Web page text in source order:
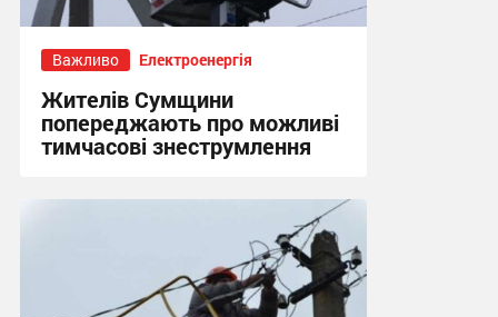
Важливо Електроенергія
Жителів Сумщини
попереджають про можливі
тимчасові знеструмлення